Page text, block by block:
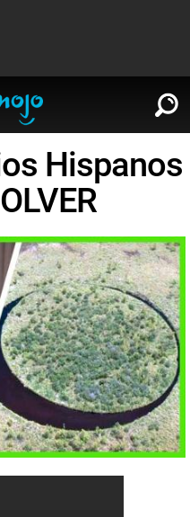
∨
Hispanos